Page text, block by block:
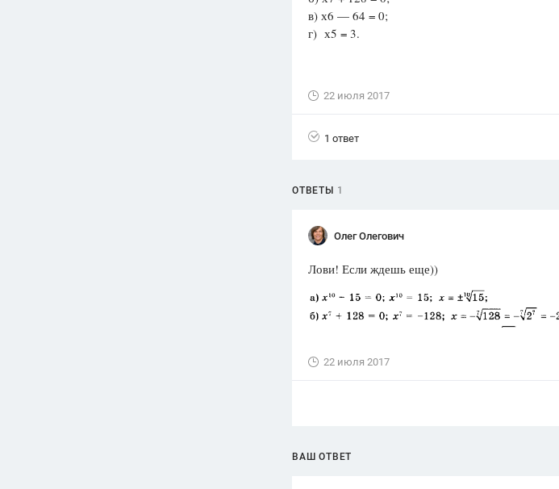
Вузы
ответа
ответа
1551 ответ
в) х6 — 64 = 0;
г) х5 = 3.
22 июля 2017
1 ответ
ОТВЕТЫ 1
Олег Олегович
Лови! Если ждешь еще))
22 июля 2017
ВАШ ОТВЕТ